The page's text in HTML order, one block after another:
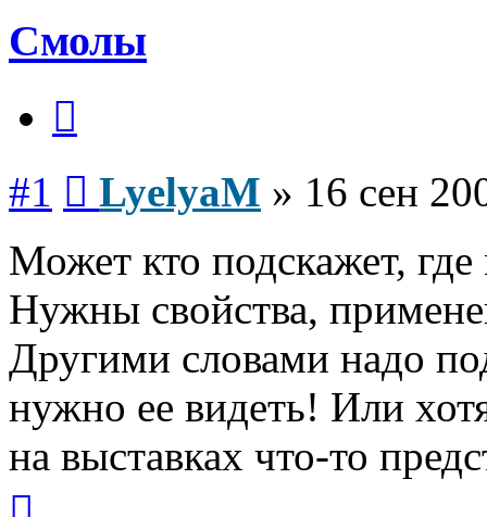
Смолы
#1 LyelyaM » 16 сен
Может кто подскажет,
Нужны свойства,
Другими словами надо
нужно ее видеть! Или
на выставках что-то